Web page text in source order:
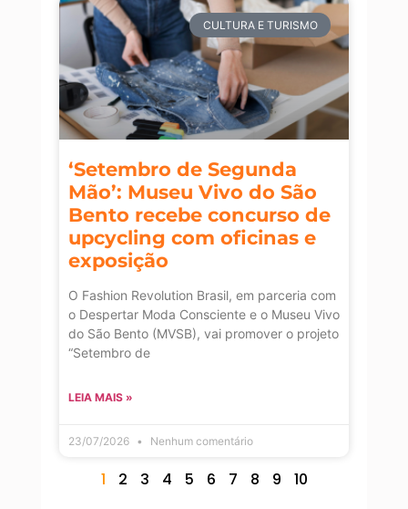
CULTURA E TURISMO
‘Setembro de Segunda
Mão’: Museu Vivo do São
Bento recebe concurso de
upcycling com oficinas e
exposição
O Fashion Revolution Brasil, em parceria com
o Despertar Moda Consciente e o Museu Vivo
do São Bento (MVSB), vai promover o projeto
“Setembro de
LEIA MAIS »
23/07/2026 Nenhum comentário
1 2 3 4 5 6 7 8 9 10